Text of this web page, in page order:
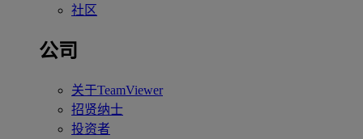
社区
公司
关于TeamViewer
招贤纳士
投资者